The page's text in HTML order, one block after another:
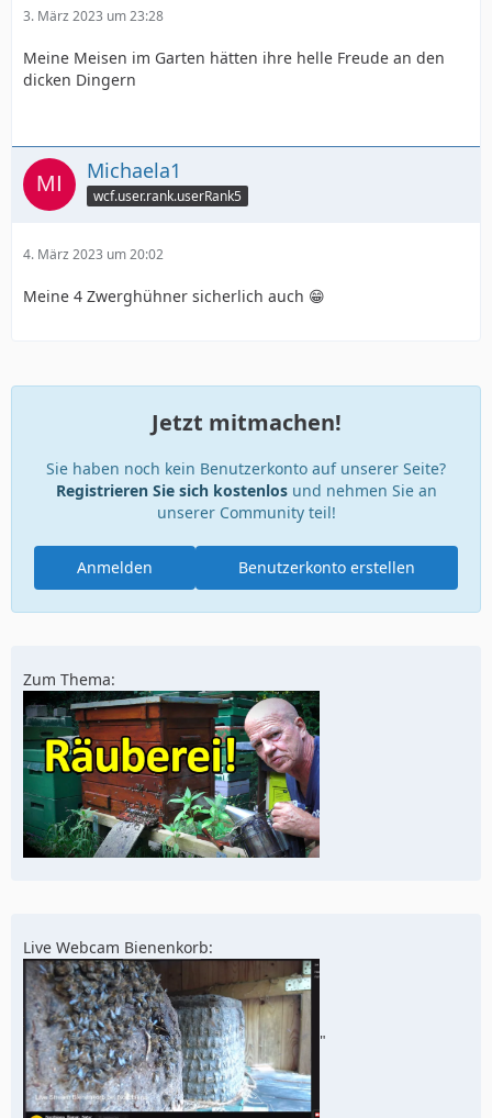
3. März 2023 um 23:28
Meine Meisen im Garten hätten ihre helle Freude an den
dicken Dingern
Michaela1
wcf.user.rank.userRank5
4. März 2023 um 20:02
Meine 4 Zwerghühner sicherlich auch 😁
Jetzt mitmachen!
Sie haben noch kein Benutzerkonto auf unserer Seite?
Registrieren Sie sich kostenlosund nehmen Sie an
unserer Community teil!
Benutzerkonto erstellen
Anmelden
Zum Thema:
Live Webcam Bienenkorb:
"